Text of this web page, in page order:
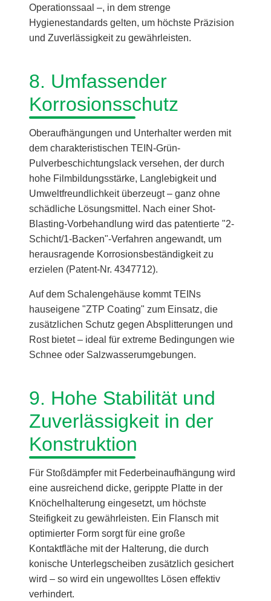
Operationssaal –, in dem strenge
Hygienestandards gelten, um höchste Präzision
und Zuverlässigkeit zu gewährleisten.
8. Umfassender
Korrosionsschutz
Oberaufhängungen und Unterhalter werden mit
dem charakteristischen TEIN-Grün-
Pulverbeschichtungslack versehen, der durch
hohe Filmbildungsstärke, Langlebigkeit und
Umweltfreundlichkeit überzeugt – ganz ohne
schädliche Lösungsmittel. Nach einer Shot-
Blasting-Vorbehandlung wird das patentierte "2-
Schicht/1-Backen"-Verfahren angewandt, um
herausragende Korrosionsbeständigkeit zu
erzielen (Patent-Nr. 4347712).
Auf dem Schalengehäuse kommt TEINs
hauseigene "ZTP Coating" zum Einsatz, die
zusätzlichen Schutz gegen Absplitterungen und
Rost bietet – ideal für extreme Bedingungen wie
Schnee oder Salzwasserumgebungen.
9. Hohe Stabilität und
Zuverlässigkeit in der
Konstruktion
Für Stoßdämpfer mit Federbeinaufhängung wird
eine ausreichend dicke, gerippte Platte in der
Knöchelhalterung eingesetzt, um höchste
Steifigkeit zu gewährleisten. Ein Flansch mit
optimierter Form sorgt für eine große
Kontaktfläche mit der Halterung, die durch
konische Unterlegscheiben zusätzlich gesichert
wird – so wird ein ungewolltes Lösen effektiv
verhindert.